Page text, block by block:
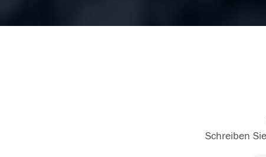
Schreiben